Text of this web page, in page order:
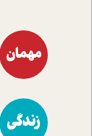
مهمان
زندگی